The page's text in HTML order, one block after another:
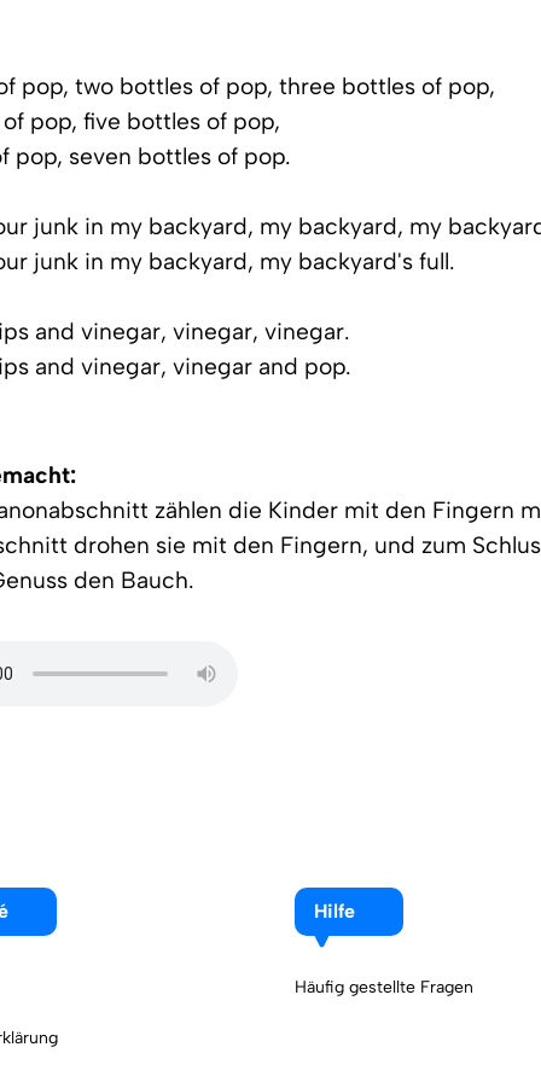
pop, two bottles of pop, three bottles of pop,
pop, five bottles of pop,
pop, seven bottles of pop.
junk in my backyard, my backyard, my
junk in my backyard, my backyard's full.
and vinegar, vinegar, vinegar.
and vinegar, vinegar and pop.
zählen die Kinder mit den Fingern
drohen sie mit den Fingern, und zum
den Bauch.
Hilfe
Häufig gestellte Fragen